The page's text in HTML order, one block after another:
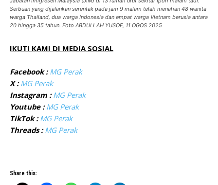
Serbuan yang dijalankan serentak pada jam 9 malam telah menahan 48 wanita
warga Thailand, dua warga Indonesia dan empat warga Vietnam berusia antara
20 hingga 35 tahun. Foto ABDULLAH YUSOF, 11 OGOS 2025
IKUTI KAMI DI MEDIA SOSIAL
Facebook : MG Perak
X : MG Perak
Instagram : MG Perak
Youtube : MG Perak
TikTok : MG Perak
Threads : MG Perak
Share this: